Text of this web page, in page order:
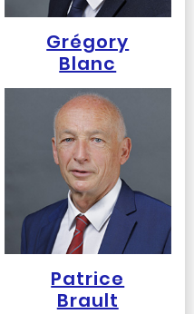
Grégory
Blanc
Patrice
Brault